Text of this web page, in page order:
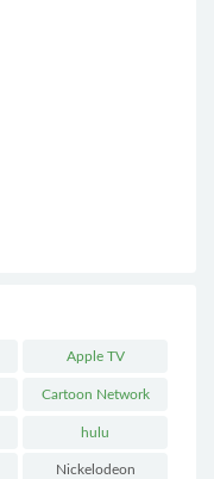
Apple TV
Cartoon Network
hulu
Nickelodeon